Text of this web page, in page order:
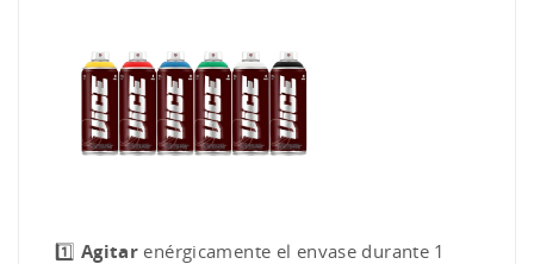
1️⃣ Agitar enérgicamente el envase durante 1